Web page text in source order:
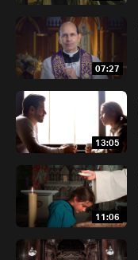
07:27
13:05
11:06